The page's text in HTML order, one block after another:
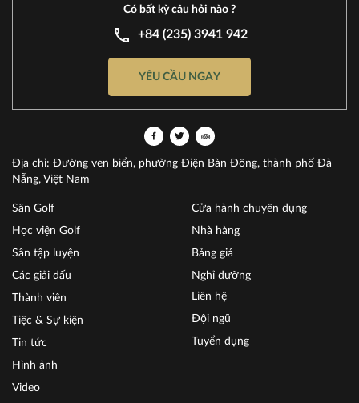
Có bất kỳ câu hỏi nào ?
+84 (235) 3941 942
YÊU CẦU NGAY
Địa chỉ: Đường ven biển, phường Điện Bàn Đông, thành phố Đà
Nẵng, Việt Nam
Sân Golf
Học viện Golf
Sân tập luyện
Các giải đấu
Thành viên
Cửa hành chuyên dụng
Nhà hàng
Bảng giá
Nghỉ dưỡng
Tiệc & Sự kiện
Tin tức
Hình ảnh
Video
Liên hệ
Đội ngũ
Tuyển dụng